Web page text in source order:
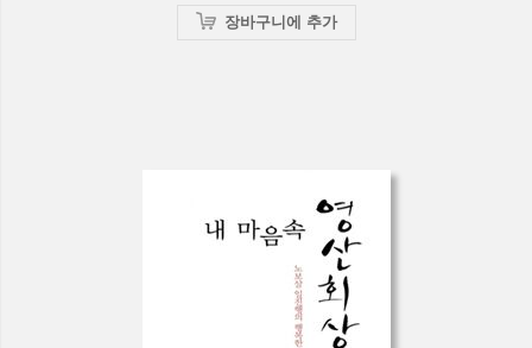
장바구니에 추가